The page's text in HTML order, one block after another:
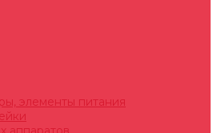
элементы питания